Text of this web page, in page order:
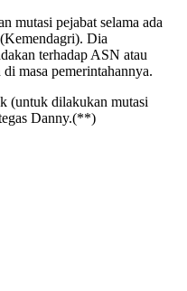
mutasi pejabat selama ada
Dia
terhadap ASN atau
masa pemerintahannya.
(untuk dilakukan mutasi
Danny.(**)